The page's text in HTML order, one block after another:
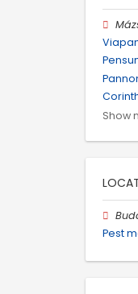
Show
Pest